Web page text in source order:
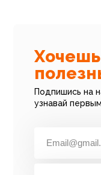
Хочешь
Подпишись на
узнавай